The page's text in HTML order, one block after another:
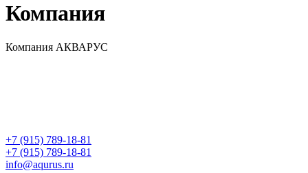
Компания
Компания АКВАРУС
+7 (915) 789-18-81
+7 (915) 789-18-81
info@aqurus.ru